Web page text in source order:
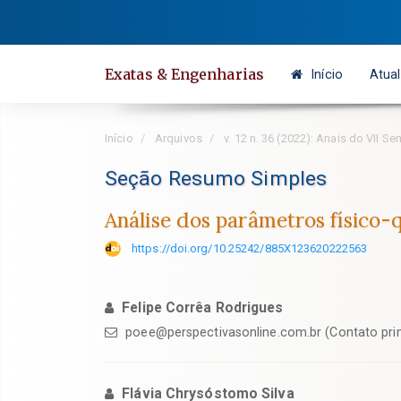
Exatas & Engenharias Início Atual
Início Arquivos v. 12 n. 36 (2022): Anais do VII
Seção Resumo Simples
Análise dos parâmetros
https://doi.org/10.25242/885X123620222563
Felipe Corrêa Rodrigues
poee@perspectivasonline.com.br (Contato
Flávia Chrysóstomo Silva